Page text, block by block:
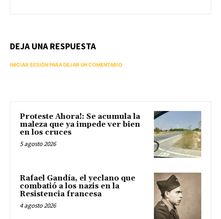
DEJA UNA RESPUESTA
INICIAR SESIÓN PARA DEJAR UN COMENTARIO
Proteste Ahora!: Se acumula la
maleza que ya impede ver bien
en los cruces
5 agosto 2026
Rafael Gandía, el yeclano que
combatió a los nazis en la
Resistencia francesa
4 agosto 2026